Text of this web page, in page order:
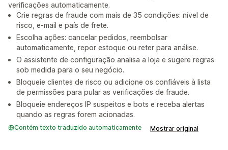
verificações automaticamente.
Crie regras de fraude com mais de 35 condições: nível de
risco, e-mail e país de frete.
Escolha ações: cancelar pedidos, reembolsar
automaticamente, repor estoque ou reter para análise.
O assistente de configuração analisa a loja e sugere regras
sob medida para o seu negócio.
Bloqueie clientes de risco ou adicione os confiáveis à lista
de permissões para pular as verificações de fraude.
Bloqueie endereços IP suspeitos e bots e receba alertas
quando as regras forem acionadas.
Contém texto traduzido automaticamente Mostrar original